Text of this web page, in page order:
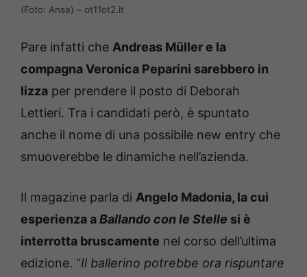
(Foto: Ansa) – ot11ot2.it
Pare infatti che Andreas Müller e la
compagna Veronica Peparini sarebbero in
lizza per prendere il posto di Deborah
Lettieri. Tra i candidati però, è spuntato
anche il nome di una possibile new entry che
smuoverebbe le dinamiche nell’azienda.
Il magazine parla di Angelo Madonia, la cui
esperienza aBallando con le Stelle si è
interrotta bruscamente nel corso dell’ultima
edizione. “Il ballerino potrebbe ora rispuntare